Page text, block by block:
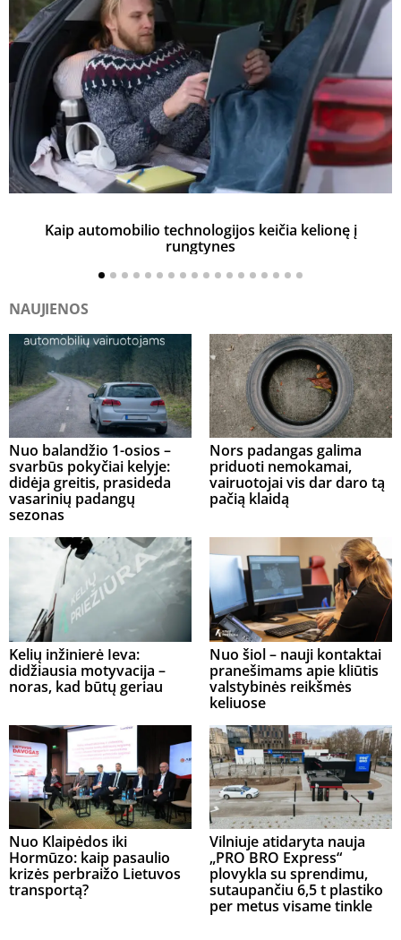
Kaip automobilio technologijos keičia kelionę į
rungtynes
NAUJIENOS
Nuo balandžio 1-osios –
svarbūs pokyčiai kelyje:
didėja greitis, prasideda
vasarinių padangų
sezonas
Nors padangas galima
priduoti nemokamai,
vairuotojai vis dar daro tą
pačią klaidą
Kelių inžinierė Ieva:
didžiausia motyvacija –
noras, kad būtų geriau
Nuo šiol – nauji kontaktai
pranešimams apie kliūtis
valstybinės reikšmės
keliuose
Nuo Klaipėdos iki
Hormūzo: kaip pasaulio
krizės perbraižo Lietuvos
transportą?
Vilniuje atidaryta nauja
„PRO BRO Express“
plovykla su sprendimu,
sutaupančiu 6,5 t plastiko
per metus visame tinkle